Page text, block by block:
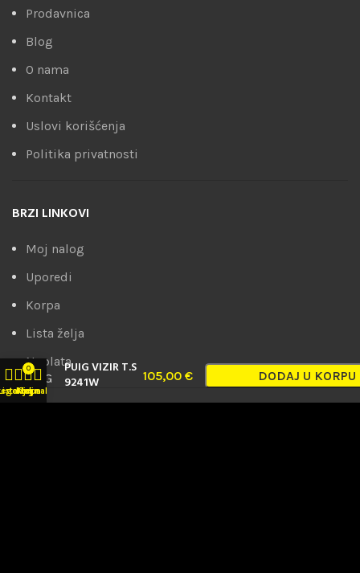
Prodavnica
Blog
O nama
Kontakt
Uslovi korišćenja
Politika privatnosti
BRZI LINKOVI
Moj nalog
Uporedi
Korpa
Lista želja
NaplataPUIG VIZIR T.S
9241W
105,00 € DODAJ U KORPU
želja
0
Korpa
Moj nalog